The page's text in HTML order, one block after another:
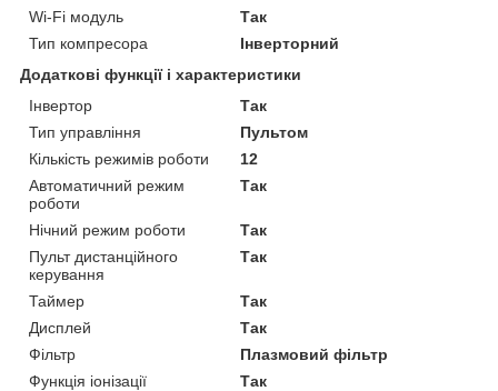
Wi-Fi модуль
Так
Тип компресора
Інверторний
Додаткові функції і характеристики
Інвертор
Так
Тип управління
Пультом
Кількість режимів роботи
12
Автоматичний режим
роботи
Так
Нічний режим роботи
Так
Пульт дистанційного
керування
Так
Таймер
Так
Дисплей
Так
Фільтр
Плазмовий фільтр
Функція іонізації
Так